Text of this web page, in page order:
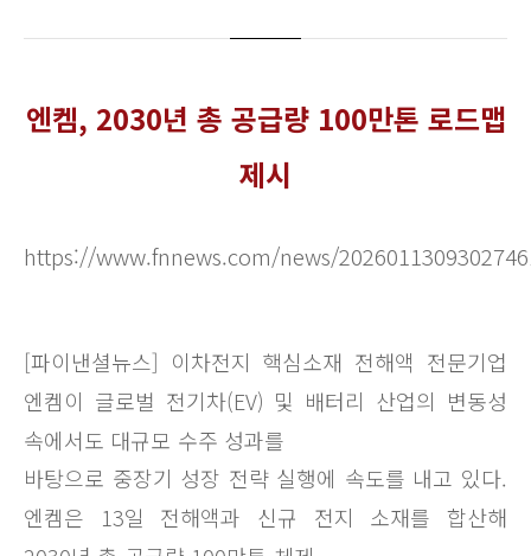
엔켐, 2030년 총 공급량 100만톤 로드맵
제시
https://www.fnnews.com/news/
[파이낸셜뉴스] 이차전지 핵심소재 전해액 전문기업
엔켐이 글로벌 전기차(EV) 및 배터리 산업의 변동성
속에서도 대규모 수주 성과를
바탕으로 중장기 성장 전략 실행에 속도를 내고 있다.
엔켐은 13일 전해액과 신규 전지 소재를 합산해